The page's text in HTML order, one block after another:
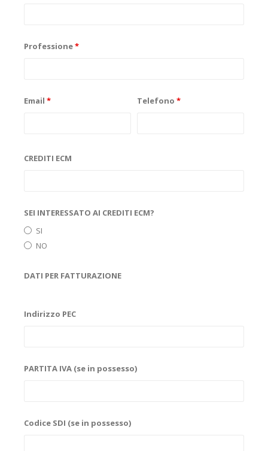
Professione*
Email * Telefono *
CREDITI ECM
SEI INTERESSATO AI CREDITI ECM?
SI
NO
DATI PER FATTURAZIONE
Indirizzo PEC
PARTITA IVA (se in possesso)
Codice SDI (se in possesso)